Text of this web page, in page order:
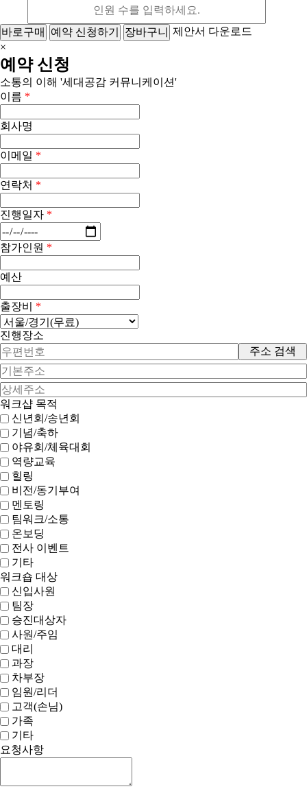
바로구매 예약 신청하기 장바구니
제안서 다운로드
×
예약 신청
소통의 이해 '세대공감 커뮤니케이션'
이름 *
회사명
이메일 *
연락처 *
진행일자 *
참가인원 *
예산
출장비 *
진행장소
주소 검색
워크샵 목적
신년회/송년회
기념/축하
야유회/체육대회
역량교육
힐링
비전/동기부여
멘토링
팀워크/소통
온보딩
전사 이벤트
기타
워크숍 대상
신입사원
팀장
승진대상자
사원/주임
대리
과장
차부장
임원/리더
고객(손님)
가족
기타
요청사항